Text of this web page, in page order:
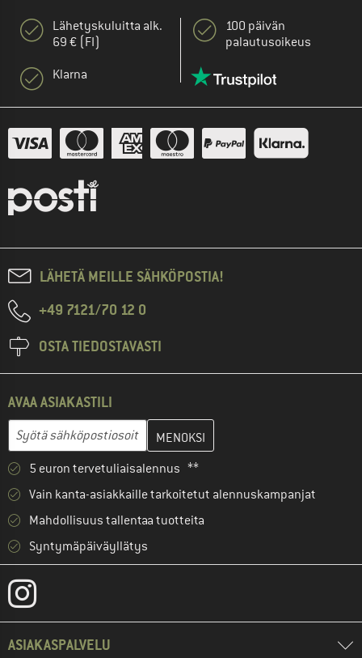
Lähetyskuluitta alk.
69 € (FI)
Klarna
100 päivän
palautusoikeus
LÄHETÄ MEILLE SÄHKÖPOSTIA!
+49 7121/70 12 0
OSTA TIEDOSTAVASTI
AVAA ASIAKASTILI
Sähköpostiosoite
Anna sähköpostiosoitteesi ja luo seuraavassa vaiheessa
5 euron tervetuliaisalennus **
Vain kanta-asiakkaille tarkoitetut alennuskampanjat
Mahdollisuus tallentaa tuotteita
Syntymäpäiväyllätys
ASIAKASPALVELU